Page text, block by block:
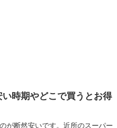
時期やどこで買うとお得
が断然安いです。近所のスーパー